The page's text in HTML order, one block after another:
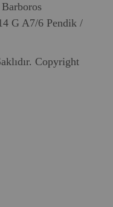
G A7/6 Pendik /
Copyright